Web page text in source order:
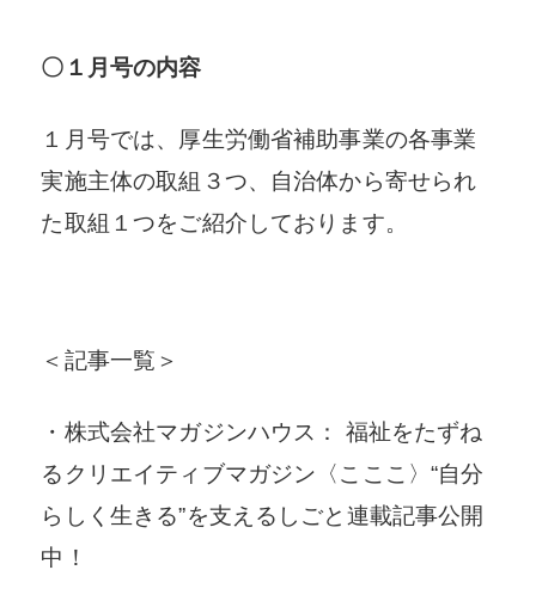
〇１月号の内容
１月号では、厚生労働省補助事業の各事業
実施主体の取組３つ、自治体から寄せられ
た取組１つをご紹介しております。
＜記事一覧＞
・株式会社マガジンハウス： 福祉をたずね
るクリエイティブマガジン〈こここ〉“自分
らしく生きる”を支えるしごと連載記事公開
中！